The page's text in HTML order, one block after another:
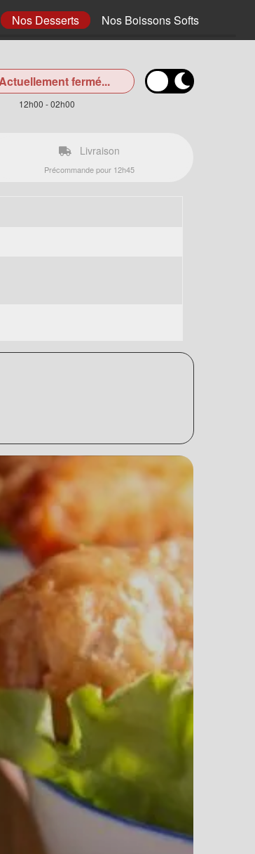
Nos Desserts Nos Boissons Softs
fermé...
12h00 - 02h00
Livraison
Précommande pour 12h45